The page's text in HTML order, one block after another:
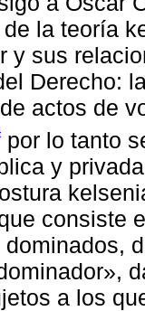
la teoría
y sus
Derecho:
actos de
por lo tanto
y
consiste
a los